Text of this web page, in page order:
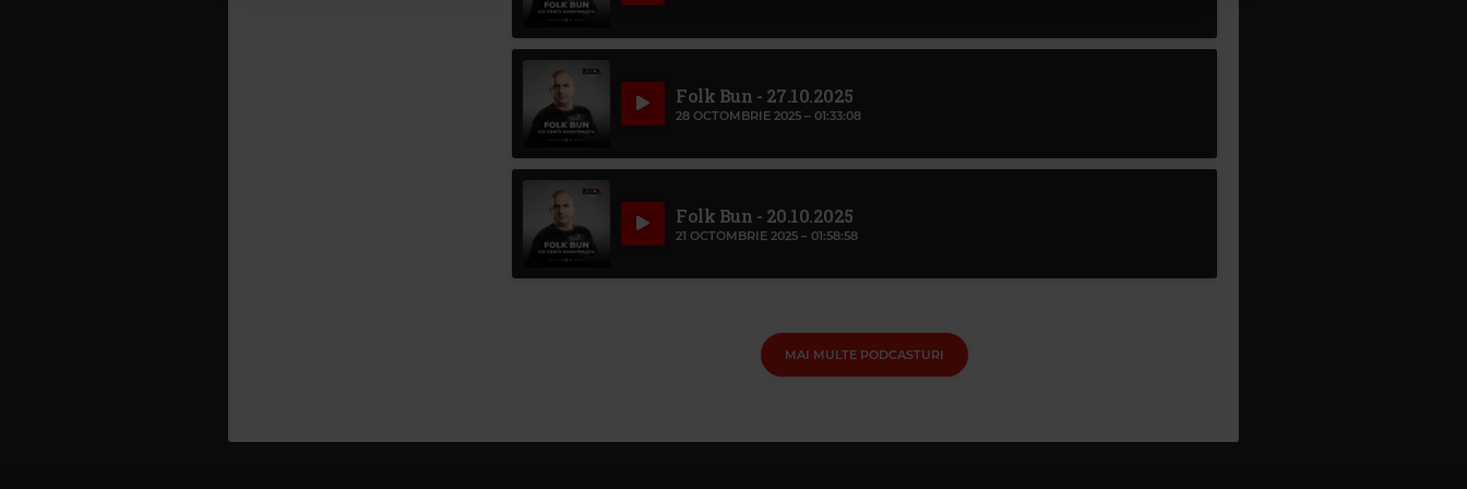
Folk Bun - 27.10.2025
28 OCTOMBRIE 2025 – 01:33:08
Folk Bun - 20.10.2025
21 OCTOMBRIE 2025 – 01:58:58
MAI MULTE PODCASTURI